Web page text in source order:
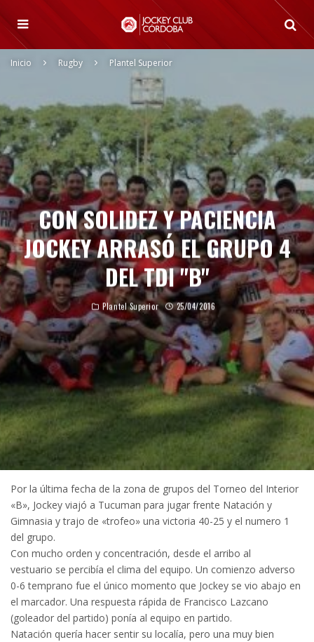
Inicio Rugby Plantel Superior
CON SOLIDEZ Y PACIENCIA
JOCKEY ARRASÓ EL GRUPO 4
DEL TDI "B"
Plantel Superior 25/04/2016
Por la última fecha de la zona de grupos del Torneo del Interior
«B», Jockey viajó a Tucuman para jugar frente Natación y
Gimnasia y trajo de «trofeo» una victoria 40-25 y el numero 1
del grupo.
Con mucho orden y concentración, desde el arribo al
vestuario se percibía el clima del equipo. Un comienzo adverso
0-6 temprano fue el único momento que Jockey se vio abajo en
el marcador. Una respuesta rápida de Francisco Lazcano
(goleador del partido) ponía al equipo en partido.
Natación quería hacer sentir su localía, pero una muy bien